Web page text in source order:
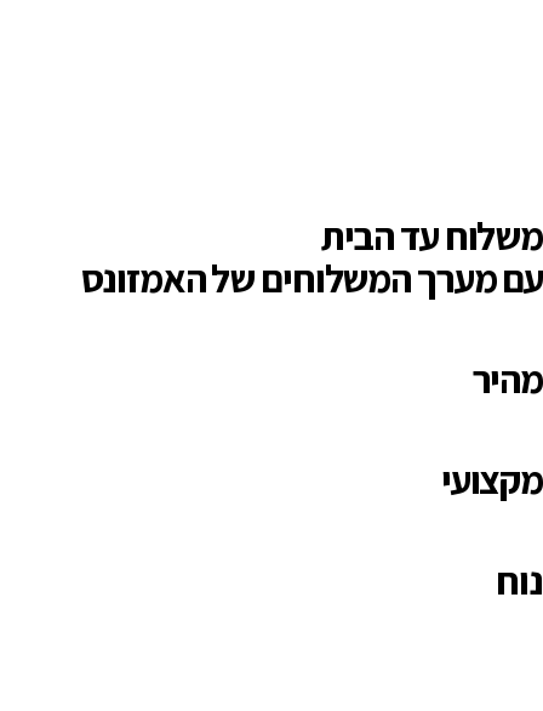
משלוח עד הבית
עם מערך המשלוחים של האמזונס
מהיר
מקצועי
נוח